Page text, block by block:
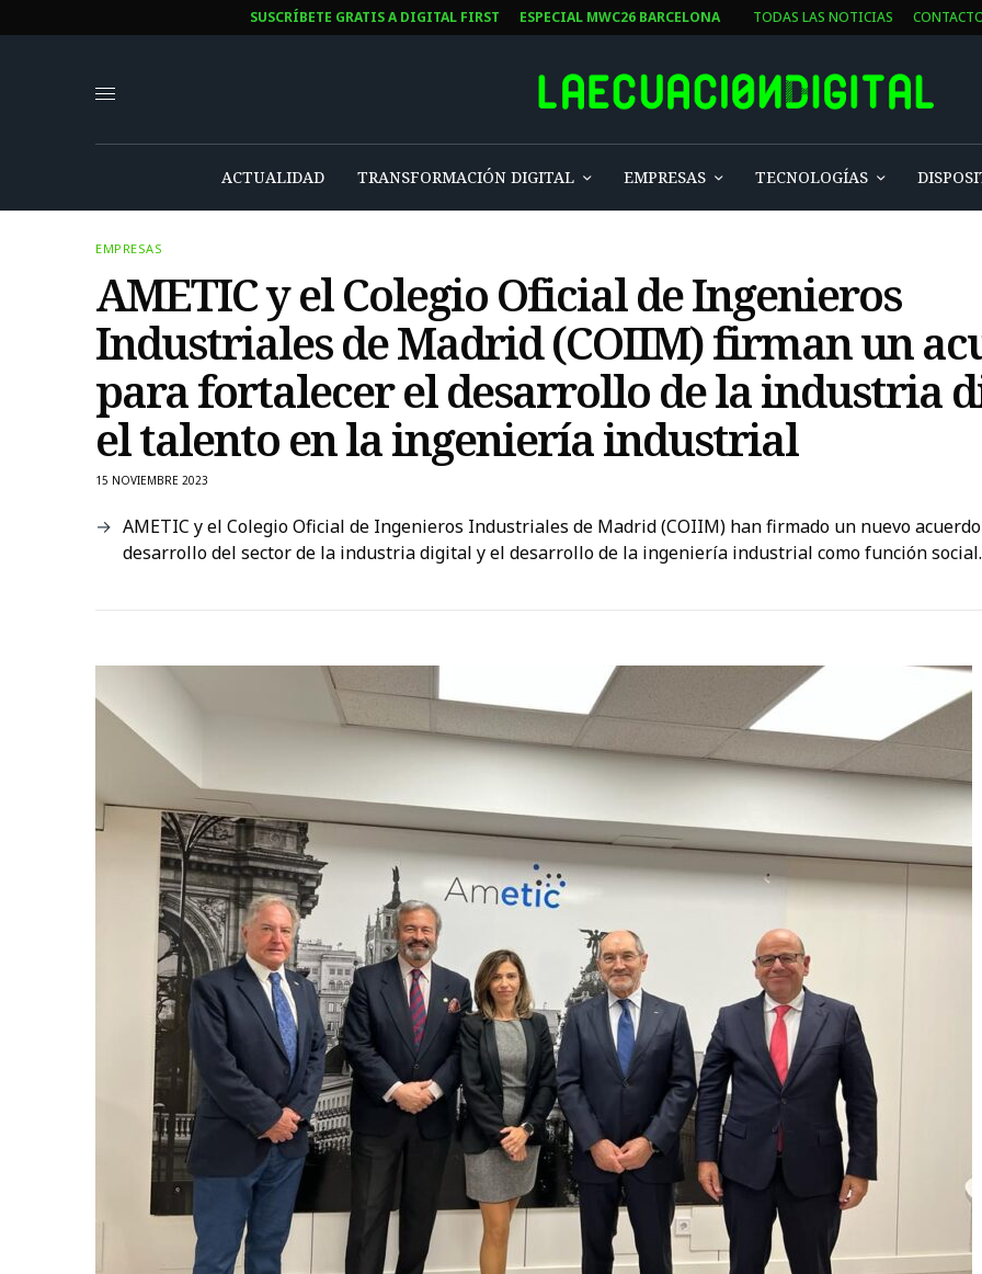
SUSCRÍBETE GRATIS A DIGITAL FIRST ESPECIAL MWC26 BARCELONA TODAS LAS NOTICIAS
ACTUALIDAD TRANSFORMACIÓN DIGITAL EMPRESAS TECNOLOGÍAS
EMPRESAS
AMETIC y el Colegio Oficial de Ingenieros
Industriales de Madrid (COIIM) firman un
para fortalecer el desarrollo de la industria
el talento en la ingeniería industrial
15 NOVIEMBRE 2023
AMETIC y el Colegio Oficial de Ingenieros Industriales de Madrid (COIIM) han firmado un nuevo
desarrollo del sector de la industria digital y el desarrollo de la ingeniería industrial como función social.